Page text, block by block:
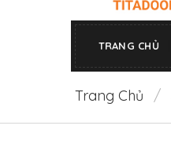
TRANG CHỦ
Trang Chủ /